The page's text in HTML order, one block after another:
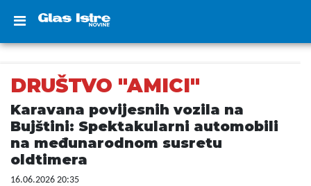
DRUŠTVO "AMICI"
Karavana povijesnih vozila na
Bujštini: Spektakularni automobili
na međunarodnom susretu
oldtimera
16.06.2026 20:35